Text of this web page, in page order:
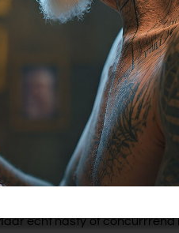
gaan aan de slag. Nemen
en help de heel
gebruik. We starten
echt resultaat. En toch….
mijzelf te bevragen of
zo stil. Niet fijn stil. Mensen
echt nasty of concurrrend